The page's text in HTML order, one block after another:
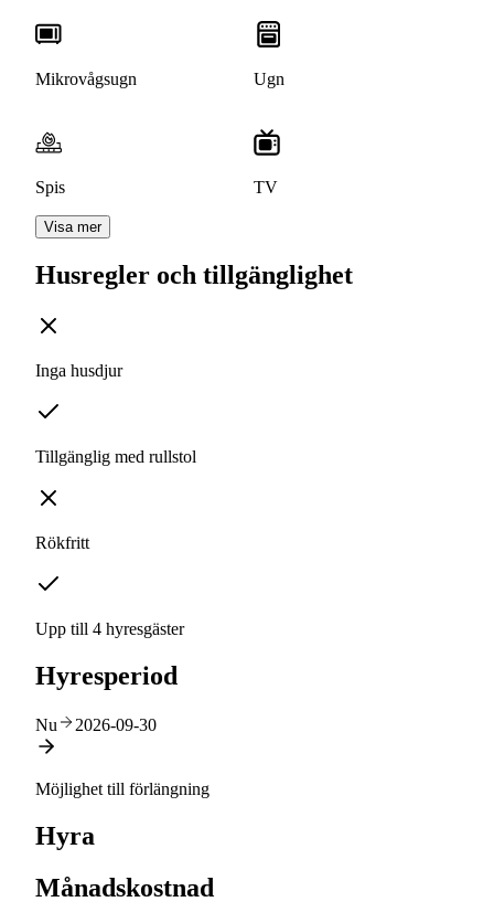
Mikrovågsugn Ugn
Spis TV
Visa mer
Husregler och tillgänglighet
Inga husdjur
Tillgänglig med rullstol
Rökfritt
Upp till 4 hyresgäster
Hyresperiod
Nu 2026-09-30
Möjlighet till förlängning
Hyra
Månadskostnad